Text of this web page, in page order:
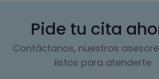
Pide tu cita
Contáctanos, nuestros
listos para atenderte